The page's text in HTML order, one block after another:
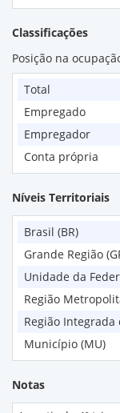
Classificações
Posição na
Total
Empregado
Empregador
Conta própria
Níveis Territoriais
Brasil (BR)
Grande Região
Unidade da
Região
Região Integrada
Município (MU)
Notas